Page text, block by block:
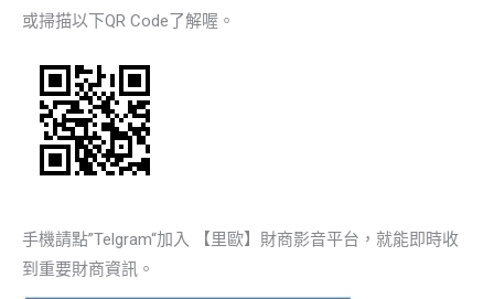
或掃描以下QR Code了解喔。
手機請點”Telgram“加入 【里歐】財商影音平台，就能即時收
到重要財商資訊。